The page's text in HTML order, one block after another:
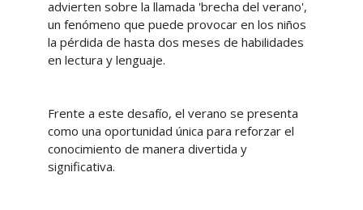
advierten sobre la llamada 'brecha del verano',
un fenómeno que puede provocar en los niños
la pérdida de hasta dos meses de habilidades
en lectura y lenguaje.
Frente a este desafío, el verano se presenta
como una oportunidad única para reforzar el
conocimiento de manera divertida y
significativa.